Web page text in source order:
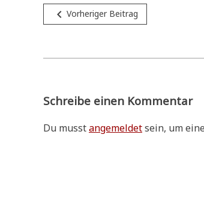
Beitragsnavigation
navigate_before Vorheriger Beitrag
Schreibe einen Kommentar
Du musstangemeldetsein, um